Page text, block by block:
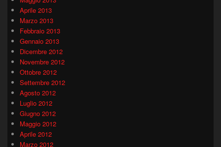
Aprile 2013
Marzo 2013
Febbraio 2013
Gennaio 2013
Dicembre 2012
Novembre 2012
Ottobre 2012
Settembre 2012
Agosto 2012
Luglio 2012
Giugno 2012
Maggio 2012
Aprile 2012
Marzo 2012